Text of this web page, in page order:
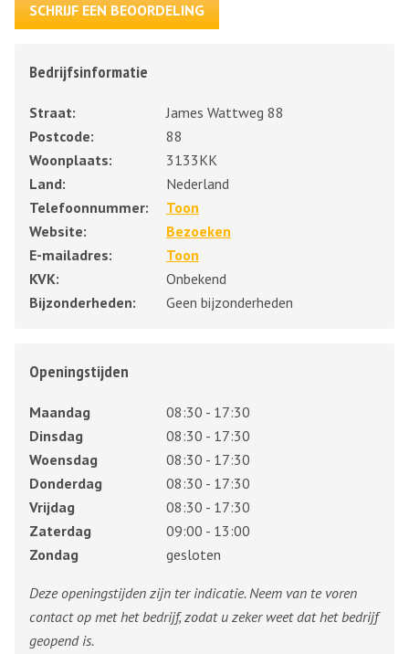
SCHRIJF EEN BEOORDELING
Bedrijfsinformatie
Straat:
James Wattweg 88
Postcode:
88
Woonplaats:
3133KK
Land:
Nederland
Telefoonnummer:
Toon
Website:
Bezoeken
E-mailadres:
Toon
KVK:
Onbekend
Bijzonderheden:
Geen bijzonderheden
Openingstijden
Maandag
08:30 - 17:30
Dinsdag
08:30 - 17:30
Woensdag
08:30 - 17:30
Donderdag
08:30 - 17:30
Vrijdag
08:30 - 17:30
Zaterdag
09:00 - 13:00
Zondag
gesloten
Deze openingstijden zijn ter indicatie. Neem van te voren
contact op met het bedrijf, zodat u zeker weet dat het bedrijf
geopend is.